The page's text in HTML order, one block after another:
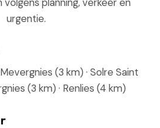
urgentie.
(3 km) · Solre Saint
(3 km) · Renlies (4 km)